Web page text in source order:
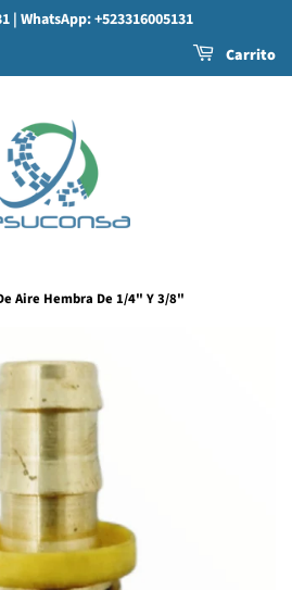
| WhatsApp: +523316005131
Carrito
Aire Hembra De 1/4" Y 3/8"